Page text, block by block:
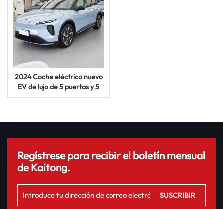
2024 Coche eléctrico nuevo
EV de lujo de 5 puertas y 5
asientos NIO ES6 de alta
Regístrese para recibir el boletín mensual
de Kaitong.